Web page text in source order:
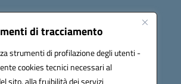
di tracciamento
strumenti di profilazione degli utenti -
cookies tecnici necessari al
sito, alla fruibilità dei servizi
Seguici su: